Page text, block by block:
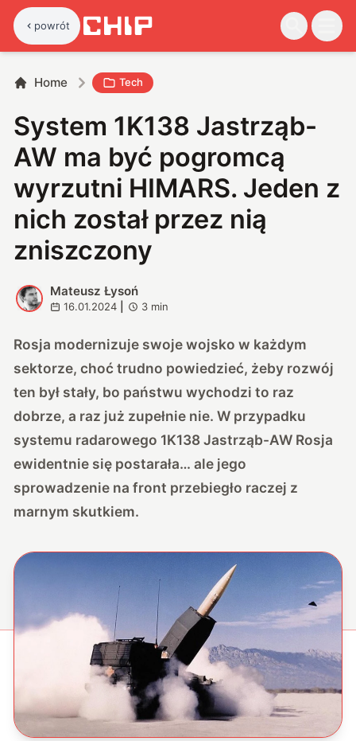
powrót
Home Tech
System 1K138 Jastrząb-
AW ma być pogromcą
wyrzutni HIMARS. Jeden z
nich został przez nią
zniszczony
M
Mateusz Łysoń
16.01.2024 3 min
Rosja modernizuje swoje wojsko w każdym
sektorze, choć trudno powiedzieć, żeby rozwój
ten był stały, bo państwu wychodzi to raz
dobrze, a raz już zupełnie nie. W przypadku
systemu radarowego 1K138 Jastrząb-AW Rosja
ewidentnie się postarała… ale jego
sprowadzenie na front przebiegło raczej z
marnym skutkiem.